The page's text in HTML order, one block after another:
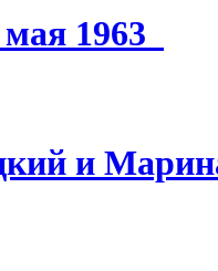
1963
и